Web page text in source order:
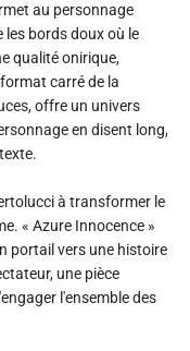
au personnage
les bords doux où le
qualité onirique,
carré de la
offre un univers
en disent long,
à transformer le
« Azure Innocence »
portail vers une histoire
une pièce
l'ensemble des